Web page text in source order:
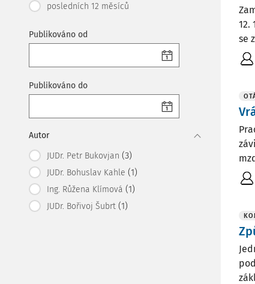
posledních 12 měsíců
Publikováno od
Publikováno do
Autor
JUDr. Petr Bukovjan (3)
JUDr. Bohuslav Kahle (1)
Ing. Růžena Klímová (1)
JUDr. Bořivoj Šubrt (1)
12.
se